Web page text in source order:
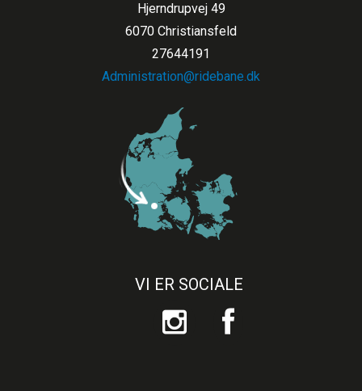
Hjerndrupvej 49
6070 Christiansfeld
27644191
Administration@ridebane.dk
VI ER SOCIALE